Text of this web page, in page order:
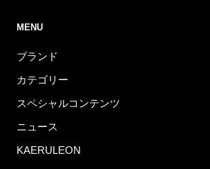
MENU
ブランド
カテゴリー
スペシャルコンテンツ
ニュース
KAERULEON